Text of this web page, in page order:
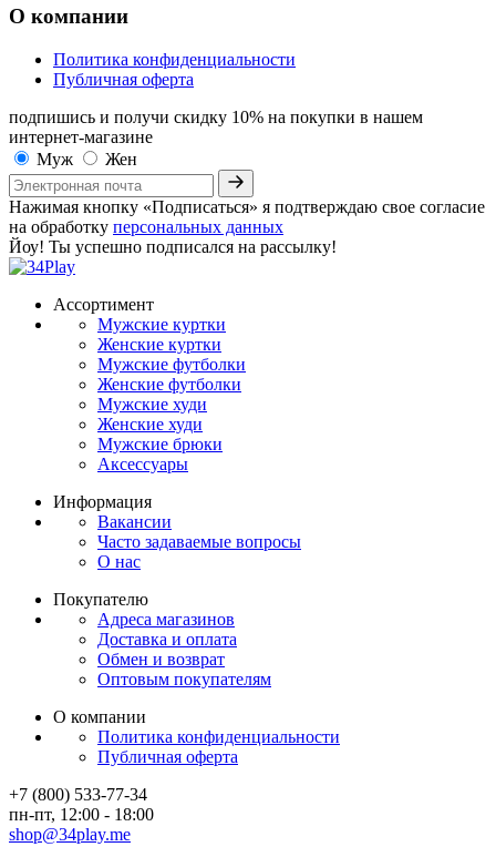
О компании
Политика конфиденциальности
Публичная оферта
подпишись и получи скидку 10% на покупки в нашем
интернет-магазине
Муж
Жен
Нажимая кнопку «Подписаться» я подтверждаю свое согласие
на обработку персональных данных
Йоу! Ты успешно подписался на рассылку!
Ассортимент
Мужские куртки
Женские куртки
Мужские футболки
Женские футболки
Мужские худи
Женские худи
Мужские брюки
Аксессуары
Информация
Вакансии
Часто задаваемые вопросы
О нас
Покупателю
Адреса магазинов
Доставка и оплата
Обмен и возврат
Оптовым покупателям
О компании
Политика конфиденциальности
Публичная оферта
+7 (800) 533-77-34
пн-пт, 12:00 - 18:00
shop@34play.me